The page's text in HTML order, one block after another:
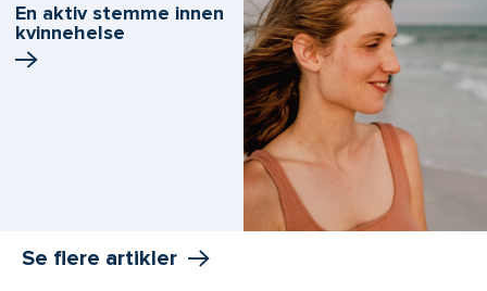
En aktiv stemme innen
kvinnehelse
Se flere artikler